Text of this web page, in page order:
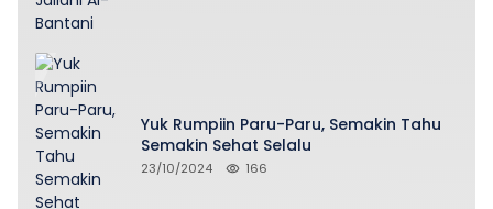
Yuk Rumpiin Paru-Paru, Semakin Tahu
Semakin Sehat Selalu
23/10/2024 166